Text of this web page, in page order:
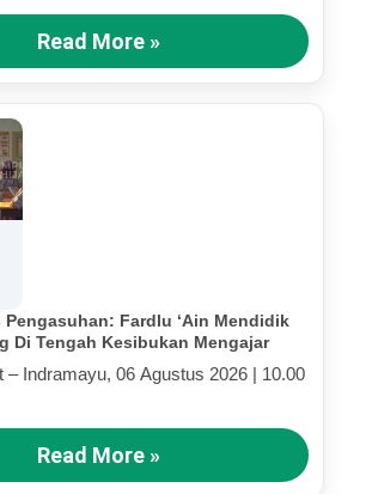
Read More »
Fardlu ‘Ain Mendidik
Di Tengah Kesibukan Mengajar
– Indramayu, 06 Agustus 2026 | 10.00
Read More »